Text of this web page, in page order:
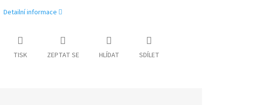
Detailní informace
TISK ZEPTAT SE HLÍDAT SDÍLET